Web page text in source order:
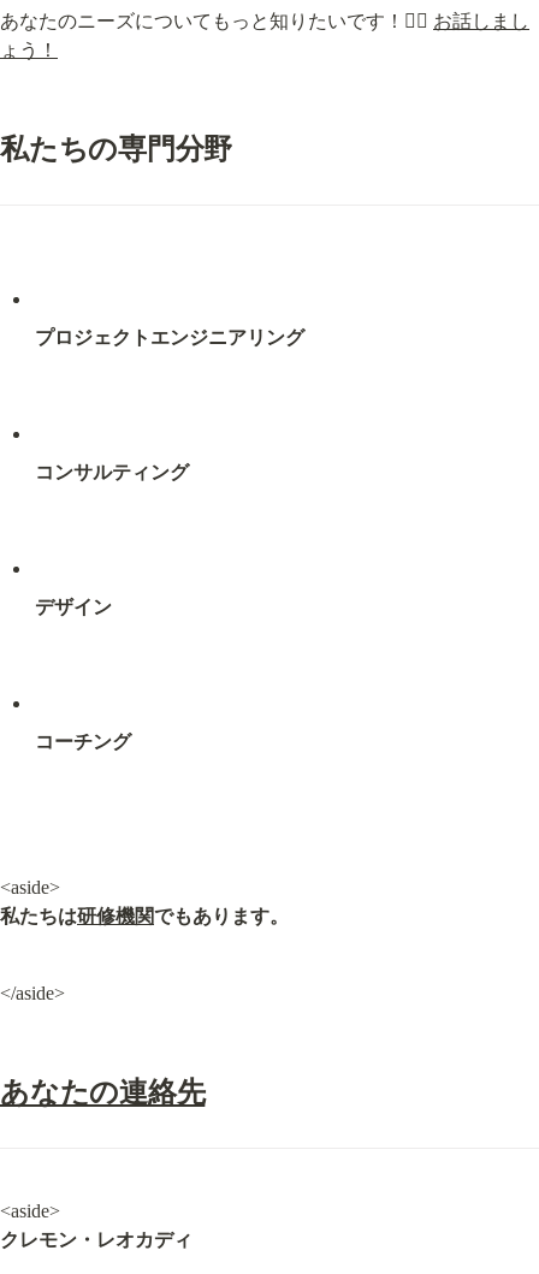
あなたのニーズについてもっと知りたいです！👉🏼 お話しまし
ょう！
私たちの専門分野
プロジェクトエンジニアリング
コンサルティング
デザイン
コーチング
私たちは研修機関でもあります。
</aside>
あなたの連絡先
クレモン・レオカディ